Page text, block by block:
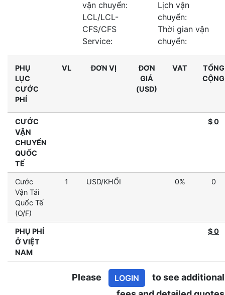
vận chuyển:
LCL/LCL-
CFS/CFS
Service:
Lịch vận
chuyển:
Thời gian vận
chuyển:
PHỤ
LỤC
CƯỚC
PHÍ
VL ĐƠN VỊ
ĐƠN
GIÁ
(USD)
VAT
TỔNG
CỘNG
CƯỚC
VẬN
CHUYỂN
QUỐC
TẾ
$ 0
Cước
Vận Tải
Quốc Tế
(O/F)
1 USD/KHỐI 0% 0
PHỤ PHÍ
Ở VIỆT
NAM
$0
Please LOGIN
to see additional